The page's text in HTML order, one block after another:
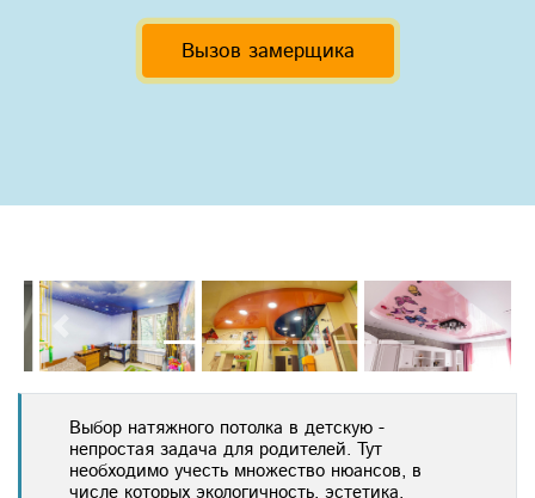
Вызов замерщика
Previous Next
Выбор натяжного потолка в детскую -
непростая задача для родителей. Тут
необходимо учесть множество нюансов, в
числе которых экологичность, эстетика,